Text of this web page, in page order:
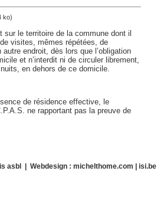
ko)
le territoire de la commune dont il
visites, mêmes répétées, de
endroit, dès lors que l’obligation
et n’interdit ni de circuler librement,
en dehors de ce domicile.
de résidence effective, le
ne rapportant pas la preuve de
asbl | Webdesign : michelthome.com isi.be